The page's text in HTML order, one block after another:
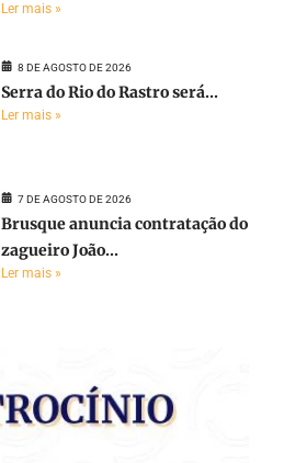
Ler mais »
8 DE AGOSTO DE 2026
Serra do Rio do Rastro será...
Ler mais »
7 DE AGOSTO DE 2026
Brusque anuncia contratação do
zagueiro João...
Ler mais »